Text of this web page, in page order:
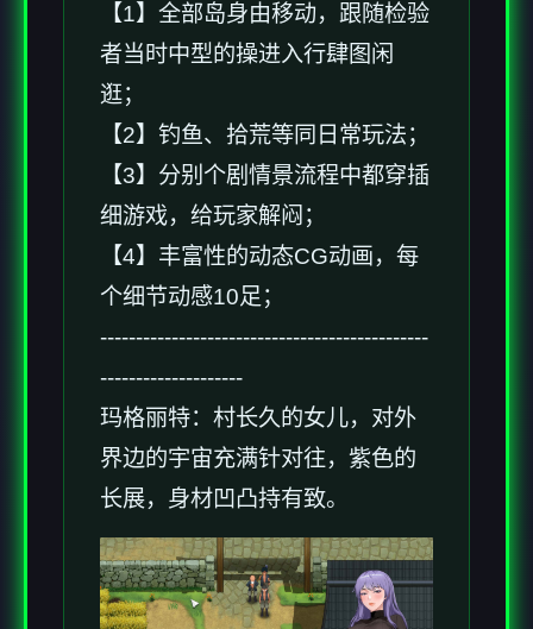
【1】全部岛身由移动，跟随检验
者当时中型的操进入行肆图闲
逛；
【2】钓鱼、拾荒等同日常玩法；
【3】分别个剧情景流程中都穿插
细游戏，给玩家解闷；
【4】丰富性的动态CG动画，每
个细节动感10足；
----------------------------------------------
--------------------
玛格丽特：村长久的女儿，对外
界边的宇宙充满针对往，紫色的
长展，身材凹凸持有致。